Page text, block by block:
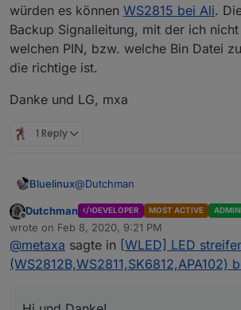
würden es können WS2815 bei Ali.
Backup Signalleitung, mit der ich
welchen PIN, bzw. welche Bin Datei
die richtige ist.
Danke und LG, mxa
1 Reply
Bluelinux@Dutchman
gefühlt 2 jahre suche ich nach
Leider war ich nie mit den
einer woche ca. benutze ich
das über den iobroker steuern
über alexa. über alexa geht
deinen adapter mal installiert und
Spoiler
Offline
Dutchman DEVELOPER MOST ACTIVE
wrote on Feb 8, 2020, 9:21 PM
last edited by
@metaxa sagte in [WLED] LED
(WS2812B,WS2811,SK6812,APA102)